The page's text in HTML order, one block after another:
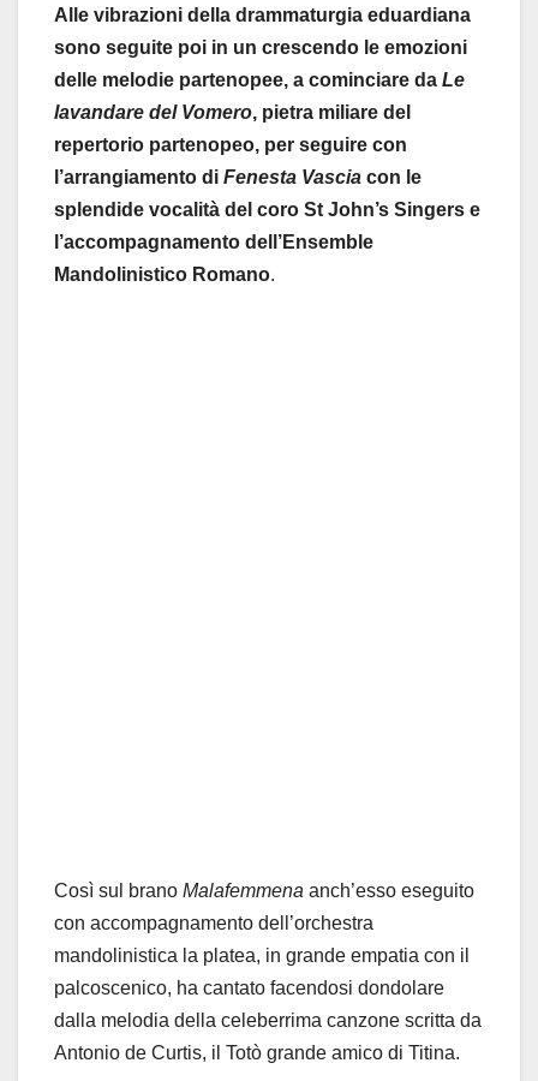
Alle vibrazioni della drammaturgia eduardiana
sono seguite poi in un crescendo le emozioni
delle melodie partenopee, a cominciare da Le
lavandare del Vomero, pietra miliare del
repertorio partenopeo, per seguire con
l’arrangiamento di Fenesta Vascia con le
splendide vocalità del coro St John’s Singers e
l’accompagnamento dell’Ensemble
Mandolinistico Romano.
Così sul brano Malafemmena anch’esso eseguito
con accompagnamento dell’orchestra
mandolinistica la platea, in grande empatia con il
palcoscenico, ha cantato facendosi dondolare
dalla melodia della celeberrima canzone scritta da
Antonio de Curtis, il Totò grande amico di Titina.